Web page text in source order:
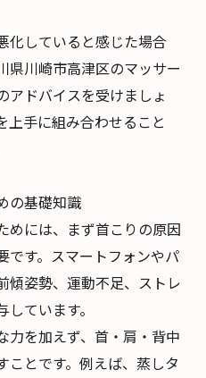
化していると感じた場合
県川崎市高津区のマッサー
アドバイスを受けましょ
上手に組み合わせること
の基礎知識
めには、まず首こりの原因
です。スマートフォンやパ
傾姿勢、運動不足、ストレ
ています。
力を加えず、首・肩・背中
ことです。例えば、蒸しタ